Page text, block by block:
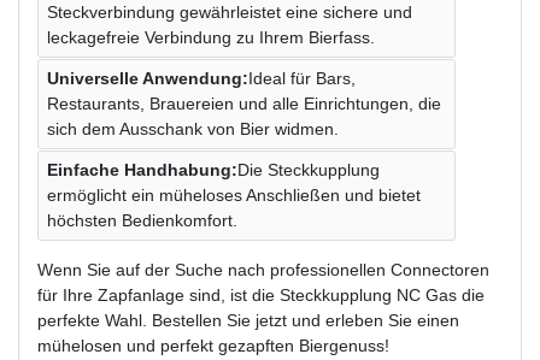
Steckverbindung gewährleistet eine sichere und
leckagefreie Verbindung zu Ihrem Bierfass.
Universelle Anwendung:Ideal für Bars,
Restaurants, Brauereien und alle Einrichtungen, die
sich dem Ausschank von Bier widmen.
Einfache Handhabung:Die Steckkupplung
ermöglicht ein müheloses Anschließen und bietet
höchsten Bedienkomfort.
Wenn Sie auf der Suche nach professionellen Connectoren
für Ihre Zapfanlage sind, ist die Steckkupplung NC Gas die
perfekte Wahl. Bestellen Sie jetzt und erleben Sie einen
mühelosen und perfekt gezapften Biergenuss!